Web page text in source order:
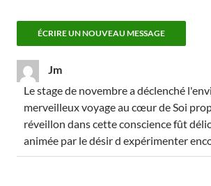
Jm
Le stage de novembre a déclenché
merveilleux voyage au cœur de Soi
réveillon dans cette conscience fût
animée par le désir d expérimenter